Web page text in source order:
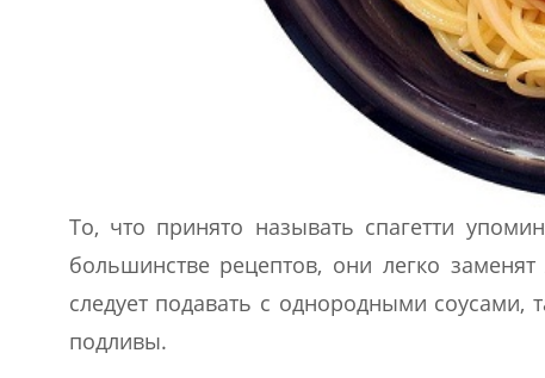
То, что принято называть спагетти
большинстве рецептов, они легко
следует подавать с однородными соусами,
подливы.